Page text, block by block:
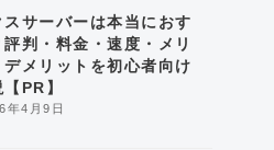
年4月9日
スサーバーは本当におす
評判・料金・速度・メリ
デメリットを初心者向け
PR】